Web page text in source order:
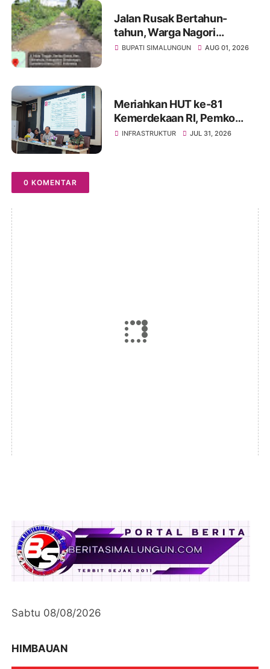
Jalan Rusak Bertahun-
tahun, Warga Nagori
Sibangun Mariah Bergotong
BUPATI SIMALUNGUN AUG 01, 2026
Meriahkan HUT ke-81
Kemerdekaan RI, Pemko
Pematangsiantar
INFRASTRUKTUR JUL 31, 2026
0 KOMENTAR
Sabtu 08/08/2026
HIMBAUAN